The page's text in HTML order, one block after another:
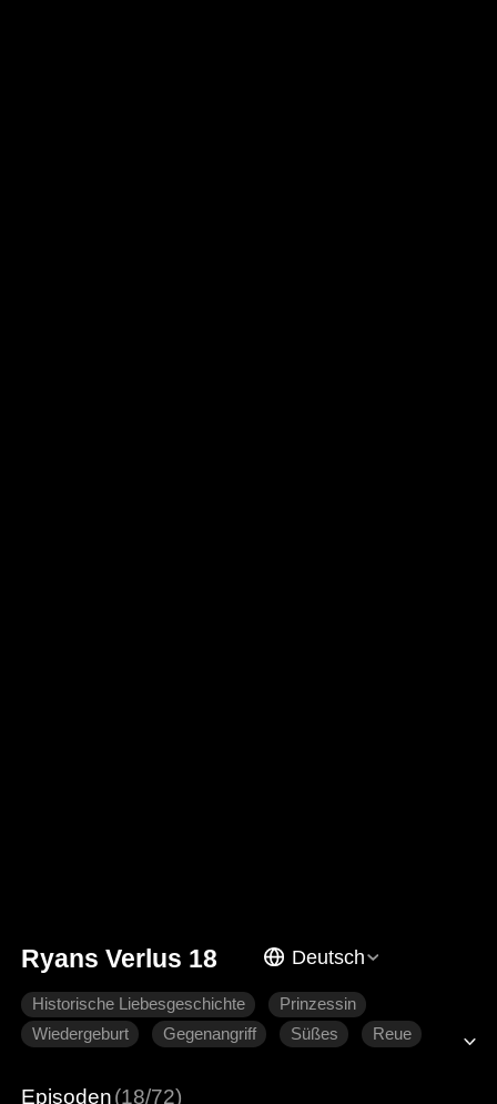
Ryans Verlus 18 Deutsch
Historische Liebesgeschichte
Prinzessin
Wiedergeburt
Gegenangriff Süßes
Reue
Episoden(18/72)